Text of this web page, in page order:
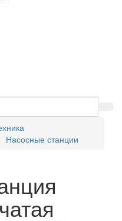
Насосные станции